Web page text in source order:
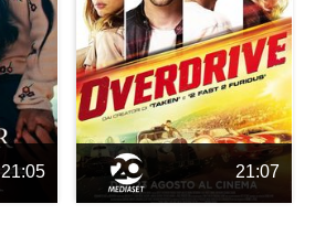
21:05 21:07